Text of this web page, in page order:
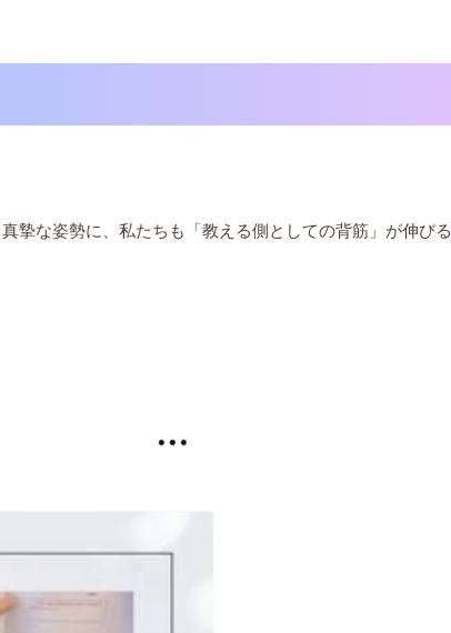
摯な姿勢に、私たちも「教える側としての背筋」が伸びる